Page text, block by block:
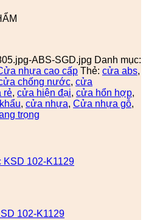
ABS-SGD.jpg Danh mục:
nhựa cao cấp Thẻ: cửa abs,
chống nước, cửa
rẻ, cửa hiện đại, cửa hổn hợp,
, cửa nhựa, Cửa nhựa gỗ,
trọng
102-K1129